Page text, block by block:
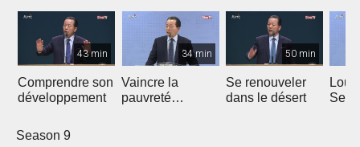
43 min
Comprendre son
développement
34 min
Vaincre la
pauvreté
50 min
Se renouveler
dans le désert
Season 9